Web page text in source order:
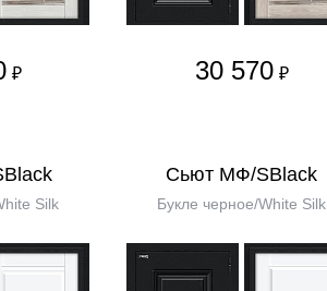
₽ 30 570 ₽
Silk
Сьют МФ/SBlack
Букле черное/White Silk